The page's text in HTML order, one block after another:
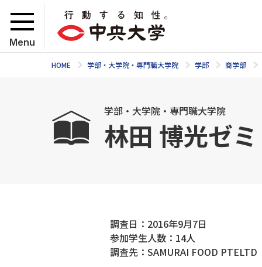
Menu
HOME 学部・大学院・専門職大学院 学部 商学部
学部・大学院・専門職大学院
林田 博光ゼ
調査日：2016年9月7日
参加学生人数：14人
調査先：SAMURAI FOOD PTELTD